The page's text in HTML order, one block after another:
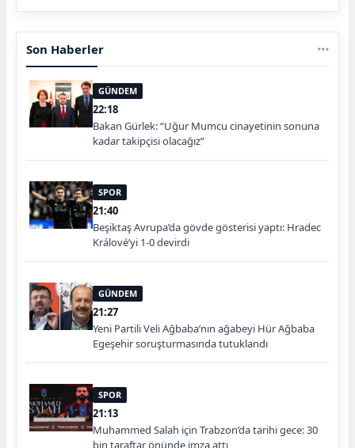
Son Haberler
GÜNDEM
22:18
Bakan Gürlek: “Uğur Mumcu cinayetinin sonuna
kadar takipçisi olacağız”
SPOR
21:40
Beşiktaş Avrupa’da gövde gösterisi yaptı: Hradec
Králové’yi 1-0 devirdi
GÜNDEM
21:27
Yeni Partili Veli Ağbaba’nın ağabeyi Hür Ağbaba
Egeşehir soruşturmasında tutuklandı
SPOR
21:13
Muhammed Salah için Trabzon’da tarihi gece: 30
bin taraftar önünde imza attı